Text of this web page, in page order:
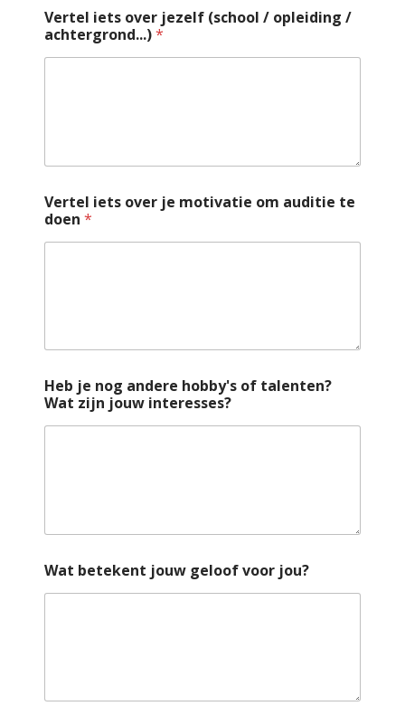
Vertel iets over jezelf (school / opleiding /
achtergrond...)*
Vertel iets over je motivatie om auditie te
doen *
o
u
w
Heb je nog andere hobby's of talenten?
Wat zijn jouw interesses?
Wat betekent jouw geloof voor jou?